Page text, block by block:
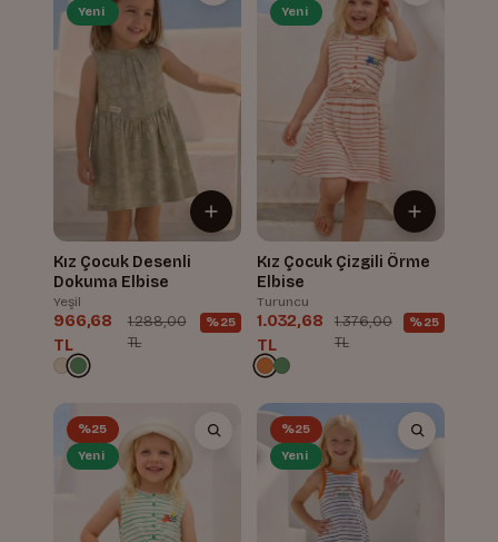
Yeni
Kız Çocuk Desenli
Dokuma Elbise
Yeşil
966,68
TL
1.288,00
TL
%25
Yeni
Kız Çocuk Çizgili Örme
Elbise
Turuncu
1.032,68
TL
1.376,00
TL
%25
%25
Yeni
%25
Yeni